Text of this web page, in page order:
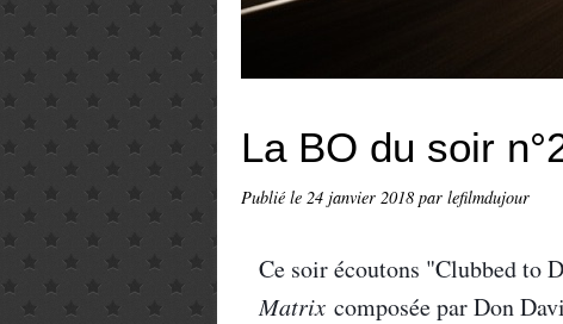
La BO du soir
Publié le 24 janvier 2018 par lefilmdujour
Ce soir écoutons "Clubbed to
Matrix composée par Don